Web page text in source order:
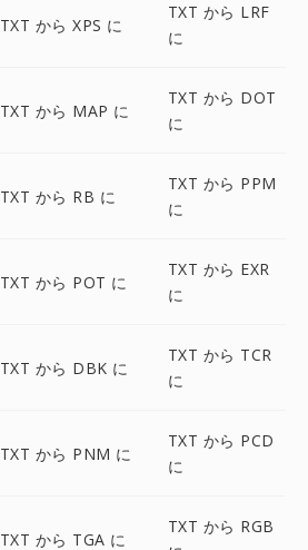
TXT から XPS に
TXT から LRF
に
TXT から MAP に
TXT から DOT
に
TXT から RB に
TXT から PPM
に
TXT から POT に
TXT から EXR
に
TXT から DBK に
TXT から TCR
に
TXT から PNM に
TXT から PCD
に
TXT から TGA に
TXT から RGB